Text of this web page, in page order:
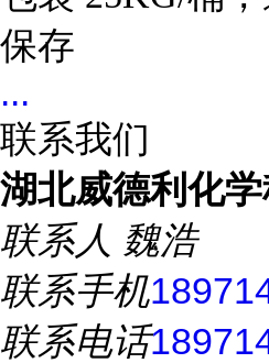
保存
...
联系我们
湖北威德利化
联系人 魏浩
联系手机
联系电话